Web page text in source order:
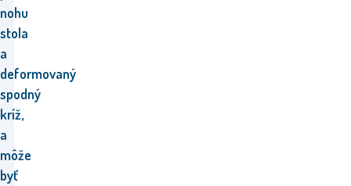
nohu
stola
a
deformovaný
spodný
kríž,
a
môže
byť